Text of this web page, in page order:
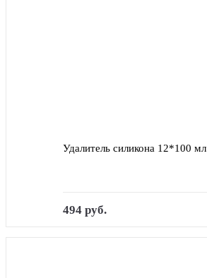
Удалитель силикона 12*100 мл
494 руб.